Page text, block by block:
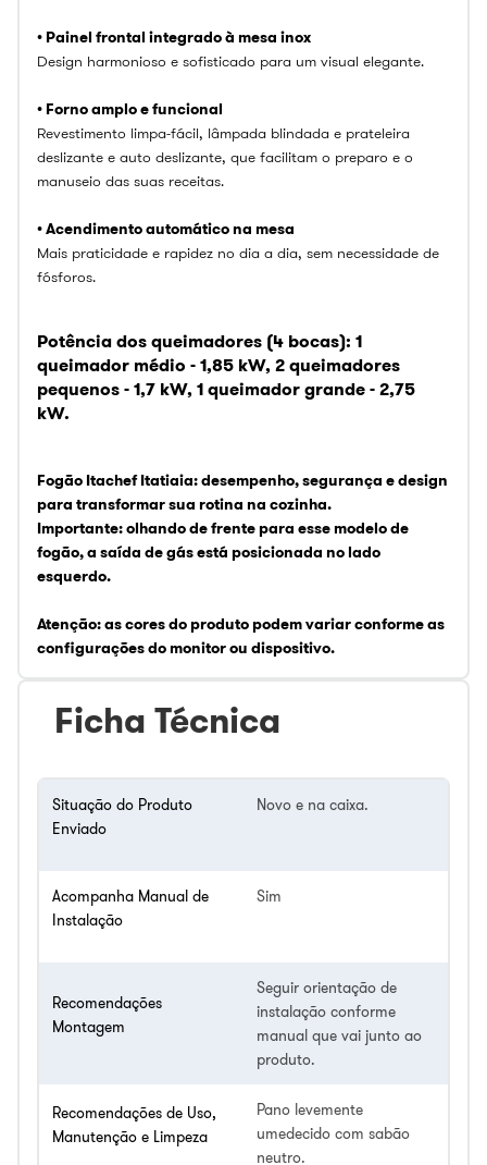
• Painel frontal integrado à mesa inox
Design harmonioso e sofisticado para um visual elegante.
• Forno amplo e funcional
Revestimento limpa-fácil, lâmpada blindada e prateleira
deslizante e auto deslizante, que facilitam o preparo e o
manuseio das suas receitas.
• Acendimento automático na mesa
Mais praticidade e rapidez no dia a dia, sem necessidade de
fósforos.
Potência dos queimadores (4 bocas): 1
queimador médio -1,85 kW, 2 queimadores
pequenos -1,7 kW, 1 queimador grande -2,75
kW.
Fogão Itachef Itatiaia: desempenho, segurança e design
para transformar sua rotina na cozinha.
Importante: olhando de frente para esse modelo de
fogão, a saída de gás está posicionada no lado
esquerdo.
Atenção: as cores do produto podem variar conforme as
configurações do monitor ou dispositivo.
Ficha Técnica
Situação do Produto
Enviado
Novo e na caixa.
Acompanha Manual de
Instalação
Sim
Recomendações
Montagem
Seguir orientação de
instalação conforme
manual que vai junto ao
produto.
Recomendações de Uso,
Manutenção e Limpeza
Pano levemente
umedecido com sabão
neutro.